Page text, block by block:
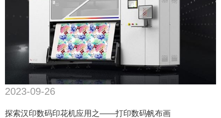
2023-09-26
探索汉印数码印花机应用之——打印数码帆布画